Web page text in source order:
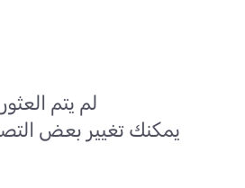
لم يتم
يمكنك تغيير بعض